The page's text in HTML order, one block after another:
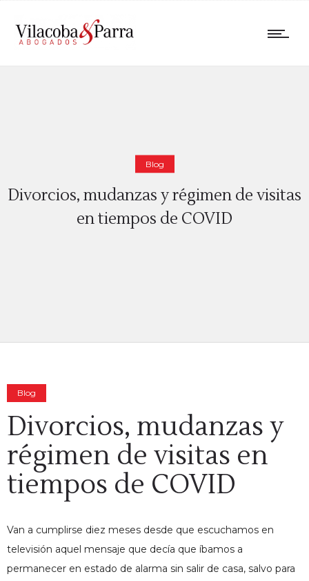
Blog
Divorcios, mudanzas y régimen de visitas
en tiempos de COVID
Blog
Divorcios, mudanzas y
régimen de visitas en
tiempos de COVID
Van a cumplirse diez meses desde que escuchamos en
televisión aquel mensaje que decía que íbamos a
permanecer en estado de alarma sin salir de casa, salvo para